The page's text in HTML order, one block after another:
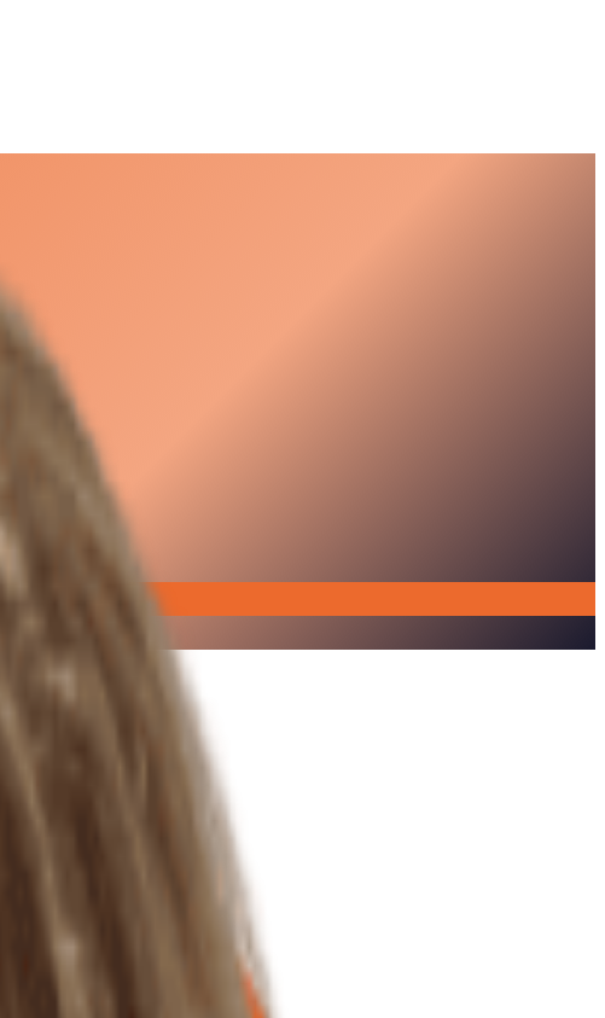
les étapes les plus importantes de votre société.
me permet de répondre à toutes les questions, même les plus